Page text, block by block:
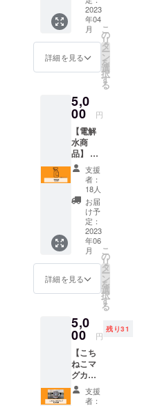
の電解
水スプ
レー、
1000ml
の電解
水パッ
クの
品で
す。 電
解水を
小型加
湿器で
噴霧す
ると消
臭効果
があ
り、周
囲を清
潔に保
つこと
ができ
ます。
2023
年04
月
詳細を見る
こ
の
リ
タ
ー
ン
を
選
択
す
る
5,0
00 円
【電解
水商
品】 猫
達は人
間が使
う化学
物質が
苦手
で、洗
剤や消
臭剤を
使うと
病気や
不調の
原因に
なりま
んな猫
がいる
家庭で
も安心
してお
掃除や
除菌、
消臭に
支援
者：
18人
お届
け予
定：
2023
年06
月
詳細を見る
こ
の
リ
タ
ー
ン
を
選
択
す
る
5,0
00 円
残り31
【こち
ねこマ
グカッ
プ】 使
いやす
支援
者：